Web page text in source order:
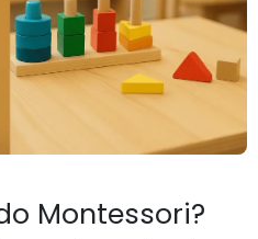
Montessori?